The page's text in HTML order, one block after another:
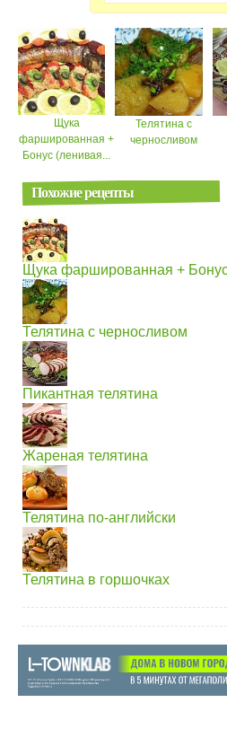
Щука
фаршированная +
Бонус (ленивая...
Телятина с
черносливом
Похожие рецепты
Щука фаршированная +
Телятина с черносливом
Пикантная телятина
Жареная телятина
Телятина по-английски
Телятина в горшочках